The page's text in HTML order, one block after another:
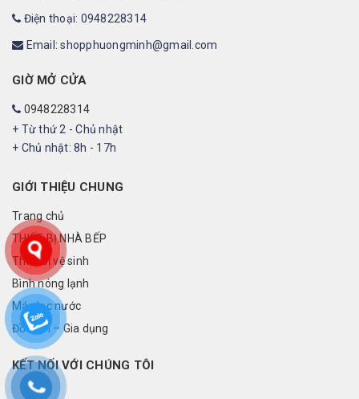
Điện thoại: 0948228314
Email: shopphuongminh@gmail.com
GIỜ MỞ CỬA
0948228314
+ Từ thứ 2 - Chủ nhật
+ Chủ nhật: 8h - 17h
GIỚI THIỆU CHUNG
Trang chủ
THIẾT BỊ NHÀ BẾP
Thiết bị vệ sinh
Bình nóng lạnh
Máy lọc nước
Đồ điện – Gia dụng
KẾT NỐI VỚI CHÚNG TÔI